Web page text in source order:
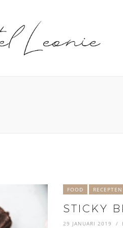
FOOD RECEPTEN
STICKY
29 JANUARI 2019